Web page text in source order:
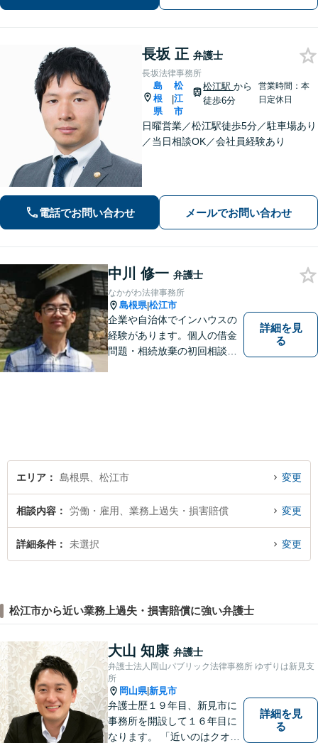
長坂 正 弁護士
長坂法律事務所
島
根
県
|
松
江
市
松江駅から
徒歩6分
営業時間：本
日定休日
日曜営業／松江駅徒歩5分／駐車場あり
／当日相談OK／会社員経験あり
電話でお問い合わせ メールでお問い合わせ
中川 修一 弁護士
なかがわ法律事務所
島根県|松江市
企業や自治体でインハウスの
経験があります。個人の借金
問題・相続放棄の初回相談
詳細を見
る
エリア 島根県、松江市 変更
相談内容 労働・雇用、業務上過失・損害賠償 変更
詳細条件 未選択 変更
松江市から近い業務上過失・損害賠償に強い弁護士
大山 知康 弁護士
弁護士法人岡山パブリック法律事務所 ゆずりは新見支
所
岡山県|新見市
弁護士歴１９年目、新見市に
事務所を開設して１６年目に
なります。 「近いのはクオリ
詳細を見
る